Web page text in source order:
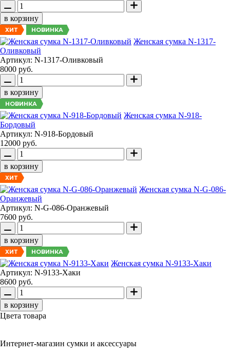
в корзину
ХИТ НОВИНКА
Женская сумка N-1317-
Оливковый
Артикул: N-1317-Оливковый
8000 руб.
в корзину
НОВИНКА
Женская сумка N-918-
Бордовый
Артикул: N-918-Бордовый
12000 руб.
в корзину
ХИТ
Женская сумка N-G-086-
Оранжевый
Артикул: N-G-086-Оранжевый
7600 руб.
в корзину
ХИТ НОВИНКА
Женская сумка N-9133-Хаки
Артикул: N-9133-Хаки
8600 руб.
в корзину
Цвета товара
Интернет-магазин сумки и аксессуары